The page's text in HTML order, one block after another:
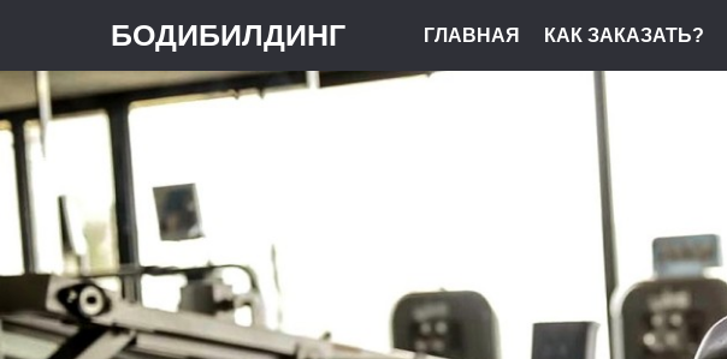
БОДИБИЛДИНГ ГЛАВНАЯ КАК ЗАКАЗАТЬ?